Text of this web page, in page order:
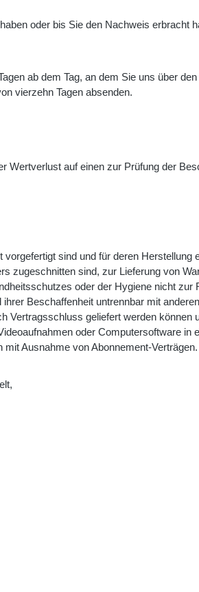
oder bis Sie den Nachweis erbracht
ab dem Tag, an dem Sie uns über
vierzehn Tagen absenden.
auf einen zur Prüfung der
vorgefertigt sind und für deren
zugeschnitten sind, zur Lieferung von
oder der Hygiene nicht
Beschaffenheit untrennbar mit
Vertragsschluss geliefert werden
oder Computersoftware
Ausnahme von Abonnement-Verträgen.